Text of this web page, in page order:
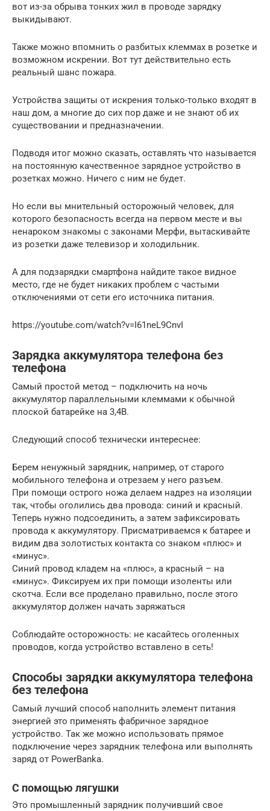
вот из-за обрыва тонких жил в проводе зарядку
выкидывают.
Также можно впомнить о разбитых клеммах в розетке и
возможном искрении. Вот тут действительно есть
реальный шанс пожара.
Устройства защиты от искрения только-только входят в
наш дом, а многие до сих пор даже и не знают об их
существовании и предназначении.
Подводя итог можно сказать, оставлять что называется
на постоянную качественное зарядное устройство в
розетках можно. Ничего с ним не будет.
Но если вы мнительный осторожный человек, для
которого безопасность всегда на первом месте и вы
ненароком знакомы с законами Мерфи, вытаскивайте
из розетки даже телевизор и холодильник.
А для подзарядки смартфона найдите такое видное
место, где не будет никаких проблем с частыми
отключениями от сети его источника питания.
https://youtube.com/watch?v=I61neL9CnvI
Зарядка аккумулятора телефона без
телефона
Самый простой метод – подключить на ночь
аккумулятор параллельными клеммами к обычной
плоской батарейке на 3,4В.
Следующий способ технически интереснее:
Берем ненужный зарядник, например, от старого
мобильного телефона и отрезаем у него разъем.
При помощи острого ножа делаем надрез на изоляции
так, чтобы оголились два провода: синий и красный.
Теперь нужно подсоединить, а затем зафиксировать
провода к аккумулятору. Присматриваемся к батарее и
видим два золотистых контакта со знаком «плюс» и
«минус».
Синий провод кладем на «плюс», а красный – на
«минус». Фиксируем их при помощи изоленты или
скотча. Если все проделано правильно, после этого
аккумулятор должен начать заряжаться
Соблюдайте осторожность: не касайтесь оголенных
проводов, когда устройство вставлено в сеть!
Способы зарядки аккумулятора телефона
без телефона
Самый лучший способ наполнить элемент питания
энергией это применять фабричное зарядное
устройство. Так же можно использовать прямое
подключение через зарядник телефона или выполнять
заряд от PowerBanka.
С помощью лягушки
Это промышленный зарядник получивший свое